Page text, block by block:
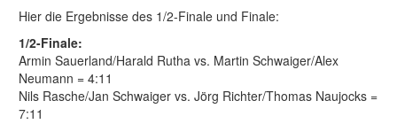
Hier die Ergebnisse des 1/2-Finale und Finale:
1/2-Finale:
Armin Sauerland/Harald Rutha vs. Martin Schwaiger/Alex
Neumann = 4:11
Nils Rasche/Jan Schwaiger vs. Jörg Richter/Thomas Naujocks =
7:11